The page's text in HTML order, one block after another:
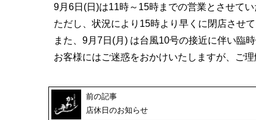
9月6日(日)は11時～15時までの営業とさせてい
ただし、状況により15時より早くに閉店させ
また、9月7日(月) は台風10号の接近に伴い臨
お客様にはご迷惑をおかけいたしますが、ご
前の記事
店休日のお知らせ